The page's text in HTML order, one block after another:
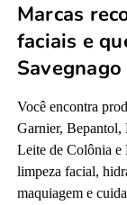
Marcas
faciais e
Você encontra
Garnier, Bepantol,
Leite de Colônia e
limpeza facial,
maquiagem e